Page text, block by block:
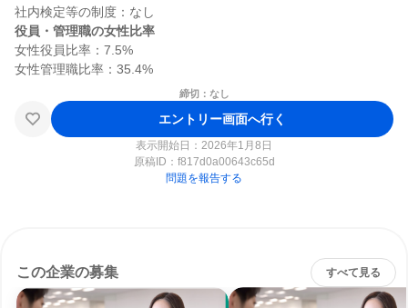
役員・管理職の女性比率
女性役員比率：7.5%
締切：なし
エントリー画面へ行く
表示開始日：2026年1月8日
原稿ID： f817d0a00643c65d
問題を報告する
この企業の募集 すべて見る